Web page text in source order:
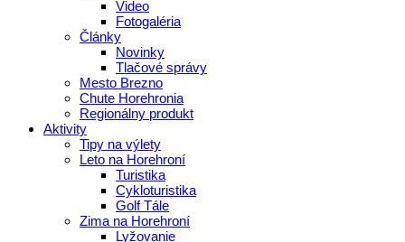
Video
Fotogaléria
Články
Novinky
Tlačové správy
Mesto Brezno
Chute Horehronia
Regionálny produkt
Aktivity
Tipy na výlety
Leto na Horehroní
Turistika
Cykloturistika
Golf Tále
Zima na Horehroní
Lyžovanie